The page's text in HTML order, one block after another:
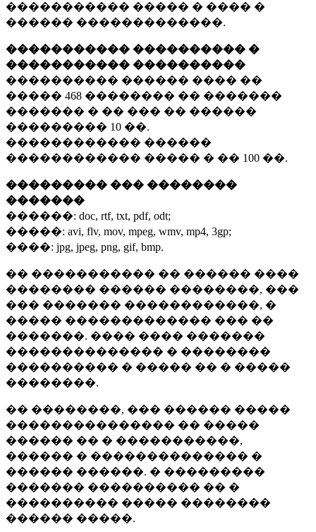
����������� ����� � ���� �
������ �������������.
����������� ���������� �
����������� ����������
���������� ������ ���� ��
����� 468 �������� �� �������
������� � �� ��� �� ������
��������� 10 ��.
������������ ������
������������ ����� � �� 100 ��.
��������� ��� ��������
�������
������: doc, rtf, txt, pdf, odt;
�����: avi, flv, mov, mpeg, wmv, mp4, 3gp;
����: jpg, jpeg, png, gif, bmp.
�� ����������� �� ������ ����
�������� ������ ��������, ���
��� ������� ������������, �
����� ������������� ��� ��
�������. ���� ���� �������
�������������� � ��������
���������� � ����� �� � �����
��������.
�� ��������, ��� ������ �����
��������������� �� �����
������ �� � �����������,
������ � �������������� �
������ ������. � ���������
������� ���������� �� �
���������� ����� ��������
������ �����.